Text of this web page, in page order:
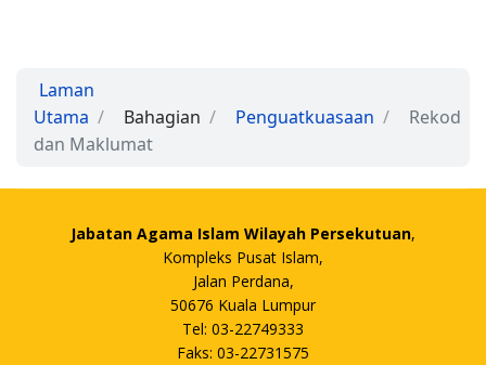
Laman
Utama
Bahagian Penguatkuasaan
Rekod
dan Maklumat
Jabatan Agama Islam Wilayah Persekutuan,
Kompleks Pusat Islam,
Jalan Perdana,
50676 Kuala Lumpur
Tel: 03-22749333
Faks: 03-22731575